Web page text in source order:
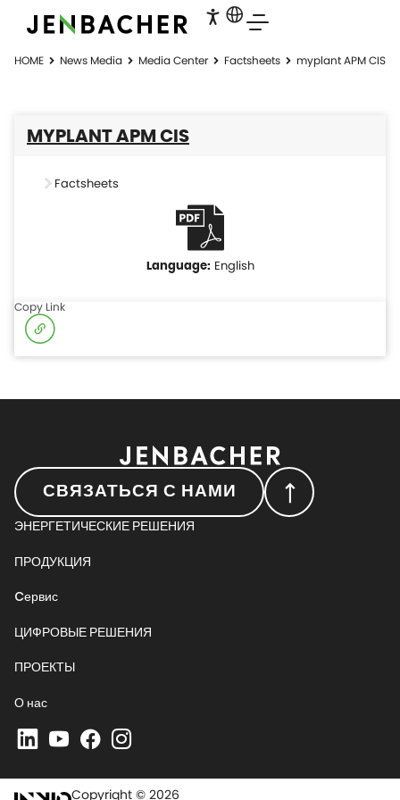
HOME News Media Media Center Factsheets myplant APM CIS
MYPLANT APM CIS
Factsheets
English
Copy Link
СВЯЗАТЬСЯ С НАМИ
ЭНЕРГЕТИЧЕСКИЕ РЕШЕНИЯ
ПРОДУКЦИЯ
Cервис
ЦИФРОВЫЕ РЕШЕНИЯ
ПРОЕКТЫ
О нас
Copyright © 2026